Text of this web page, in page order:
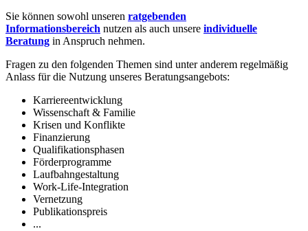
Sie können sowohl unseren ratgebenden
Informationsbereich nutzen als auch unsere individuelle
Beratung in Anspruch nehmen.
Fragen zu den folgenden Themen sind unter anderem regelmäßig
Anlass für die Nutzung unseres Beratungsangebots:
Karriereentwicklung
Wissenschaft & Familie
Krisen und Konflikte
Finanzierung
Qualifikationsphasen
Förderprogramme
Laufbahngestaltung
Work-Life-Integration
Vernetzung
Publikationspreis
...